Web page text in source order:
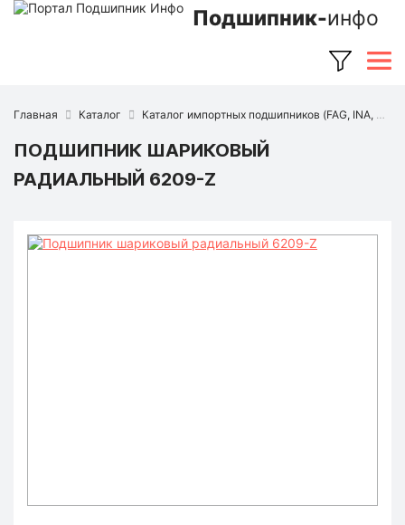
Подшипник-инфо
Главная Каталог Каталог импортных подшипников (FAG, INA, SKF, NSK, Timken и др.)
ПОДШИПНИК ШАРИКОВЫЙ
РАДИАЛЬНЫЙ 6209-Z